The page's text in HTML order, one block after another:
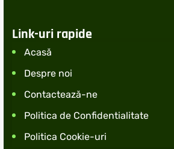
Link-uri rapide
Acasă
Despre noi
Contactează-ne
Politica de Confidentialitate
Politica Cookie-uri